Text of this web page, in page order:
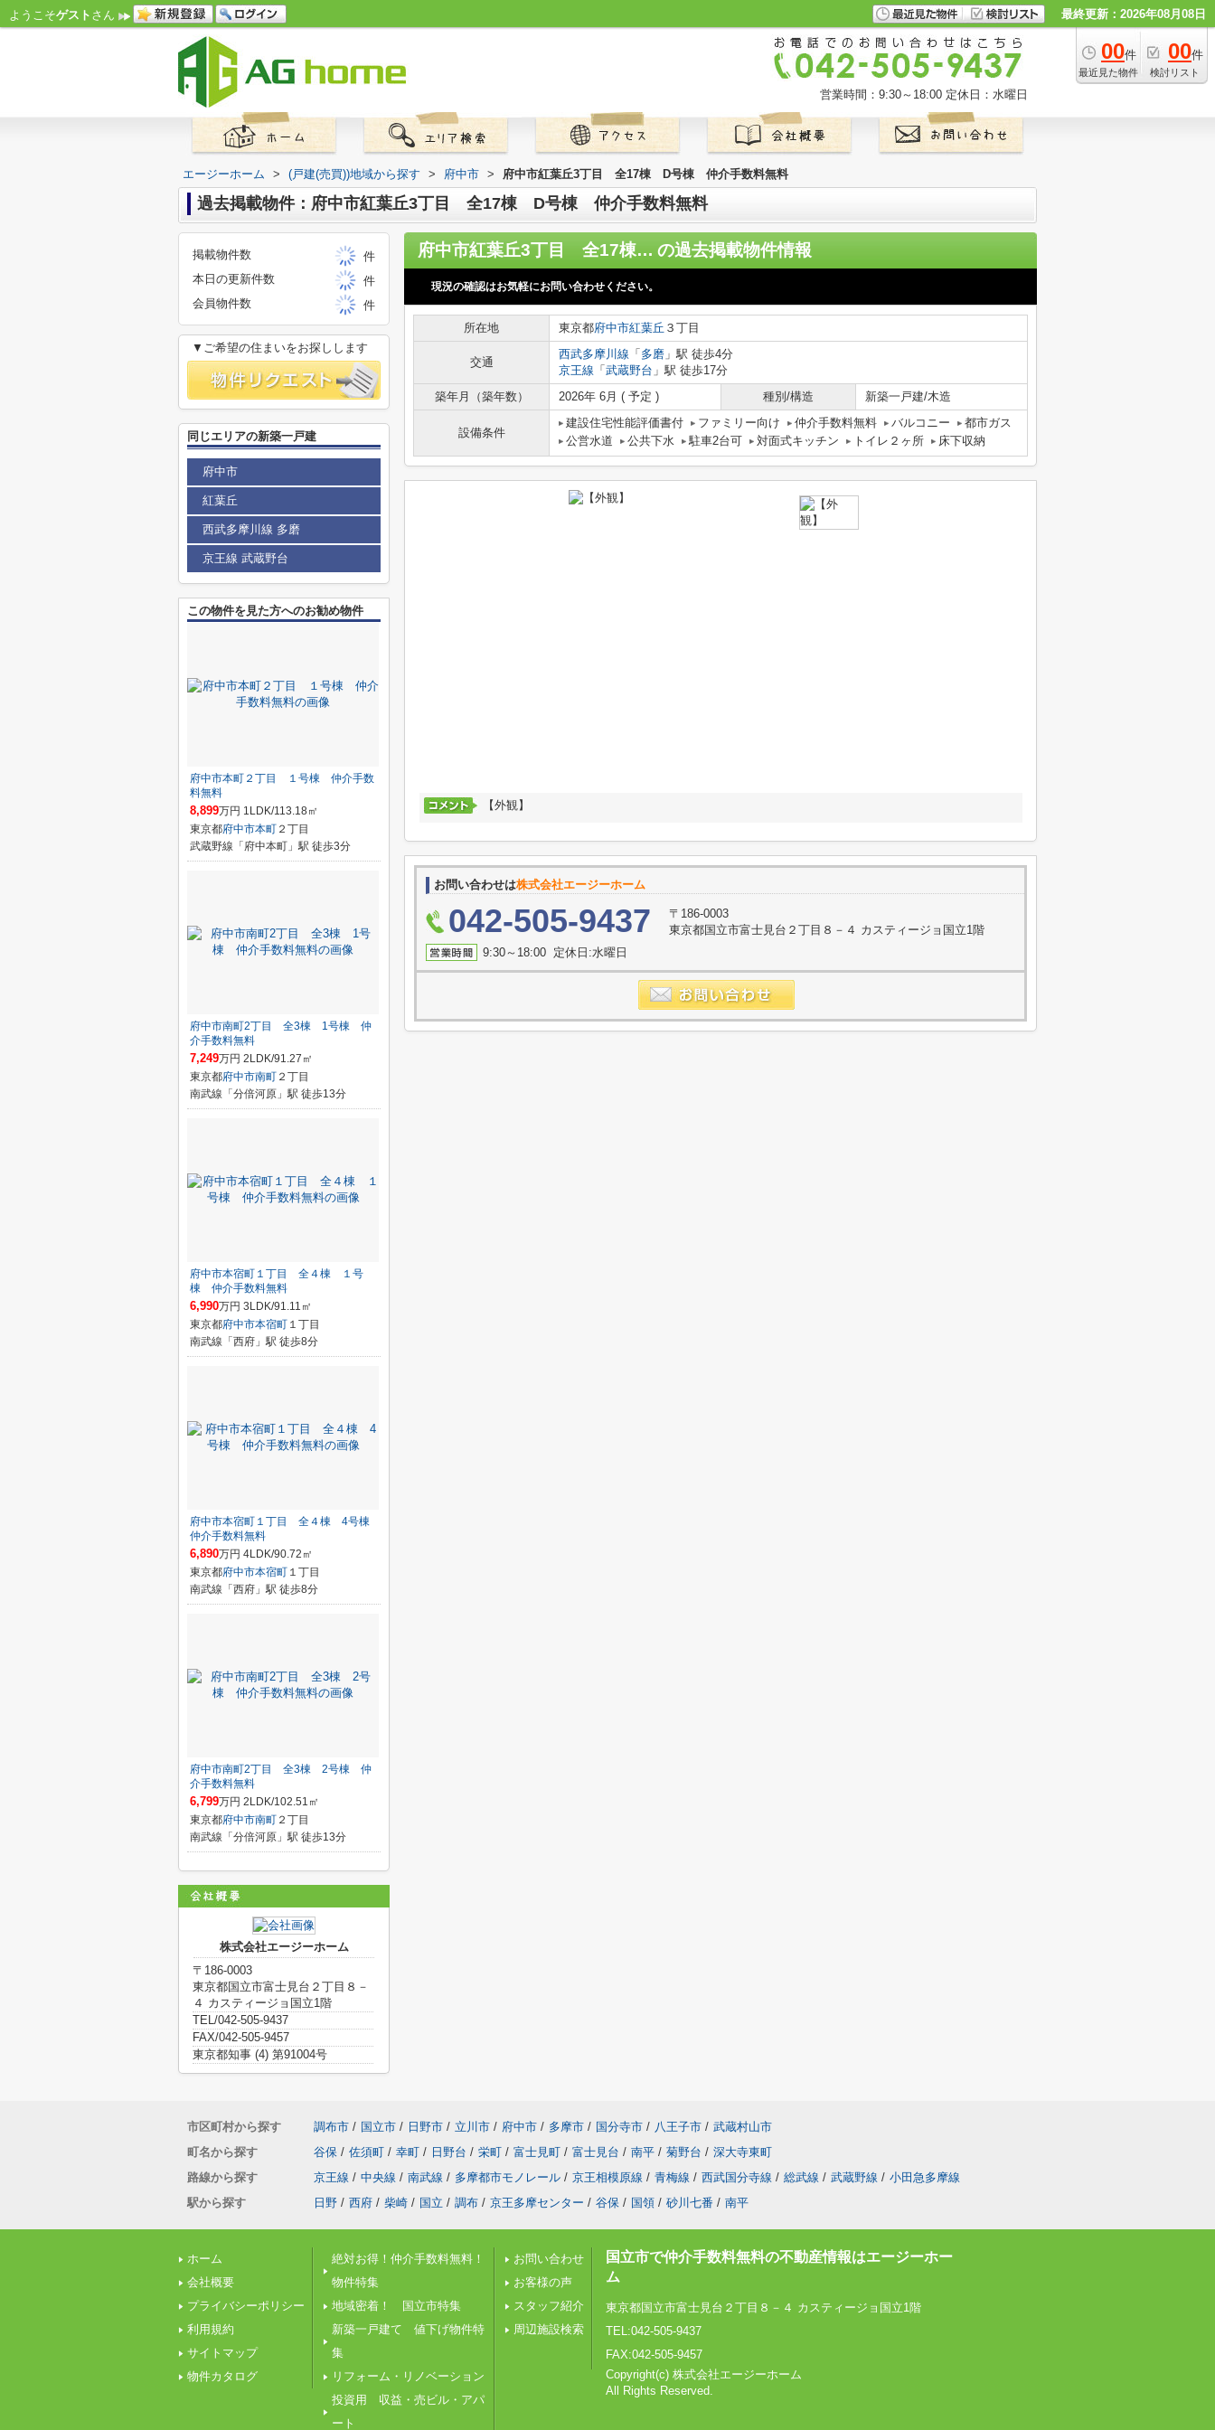
ようこそゲスト さん 最終更新：2026年08月08日
00件
最近見た物件
00件
検討リスト
営業時間：9:30～18:00 定休日：水曜日
エージーホーム > (戸建(売買))地域から探す > 府中市 > 府中市紅葉丘3丁目 全17棟 D号棟 仲介手数料無料
過去掲載物件：府中市紅葉丘3丁目 全17棟 D号棟 仲介手数料無料
府中市紅葉丘3丁目 全17棟 D号棟 仲介手数料無料 の過去掲載物件情報
現況の確認はお気軽にお問い合わせください。
所在地 東京都府中市紅葉丘 ３丁目
交通
西武多摩川線 「 多磨 」駅 徒歩4分
京王線 「 武蔵野台 」駅 徒歩17分
築年月（築年数）
2026年 6月 ( 予定 ) 種別/構造 新築一戸建/木造
設備条件
建設住宅性能評価書付 ファミリー向け 仲介手数料無料 バルコニー
都市ガス
公営水道
公共下水 駐車2台可 対面式キッチン トイレ２ヶ所 床下収納
【外観】
お問い合わせは株式会社エージーホーム
042-505-9437
〒186-0003
東京都国立市富士見台２丁目８－４ カスティージョ国立1階
9:30～18:00 定休日:水曜日
掲載物件数
件
本日の更新件数
件
会員物件数
件
▼ご希望の住まいをお探しします
同じエリアの新築一戸建
府中市
紅葉丘
西武多摩川線 多磨
京王線 武蔵野台
この物件を見た方へのお勧め物件
府中市本町２丁目 １号棟 仲介手数
料無料
8,899万円 1LDK/113.18㎡
東京都府中市本町 ２丁目
武蔵野線「府中本町」駅 徒歩3分
府中市南町2丁目 全3棟 1号棟 仲
介手数料無料
7,249万円 2LDK/91.27㎡
東京都府中市南町 ２丁目
南武線「分倍河原」駅 徒歩13分
府中市本宿町１丁目 全４棟 １号
棟 仲介手数料無料
6,990万円 3LDK/91.11㎡
東京都府中市本宿町 １丁目
南武線「西府」駅 徒歩8分
府中市本宿町１丁目 全４棟 4号棟
仲介手数料無料
6,890万円 4LDK/90.72㎡
東京都府中市本宿町 １丁目
南武線「西府」駅 徒歩8分
府中市南町2丁目 全3棟 2号棟 仲
介手数料無料
6,799万円 2LDK/102.51㎡
東京都府中市南町 ２丁目
南武線「分倍河原」駅 徒歩13分
株式会社エージーホーム
〒186-0003
東京都国立市富士見台２丁目８－
４ カスティージョ国立1階
TEL/042-505-9437
FAX/042-505-9457
東京都知事 (4) 第91004号
市区町村から探す 調布市 / 国立市 / 日野市 / 立川市 / 府中市 / 多摩市 / 国分寺市 / 八王子市 / 武蔵村山市
町名から探す
谷保 / 佐須町 / 幸町 / 日野台 / 栄町 / 富士見町 / 富士見台 / 南平 / 菊野台 / 深大寺東町
路線から探す
京王線 / 中央線 / 南武線 / 多摩都市モノレール / 京王相模原線 / 青梅線 / 西武国分寺線 / 総武線 / 武蔵野線 / 小田急多摩線
駅から探す
日野 / 西府 / 柴崎 / 国立 / 調布 / 京王多摩センター / 谷保 / 国領 / 砂川七番 / 南平
ホーム
会社概要
プライバシーポリシー
利用規約
サイトマップ
物件カタログ
絶対お得！仲介手数料無料！
物件特集
地域密着！ 国立市特集
新築一戸建て 値下げ物件特
集
リフォーム・リノベーション
投資用 収益・売ビル・アパ
ート
お問い合わせ
お客様の声
スタッフ紹介
周辺施設検索
国立市で仲介手数料無料の不動産情報はエージーホー
ム
東京都国立市富士見台２丁目８－４ カスティージョ国立1階
TEL:042-505-9437
FAX:042-505-9457
Copyright(c) 株式会社エージーホーム
All Rights Reserved.